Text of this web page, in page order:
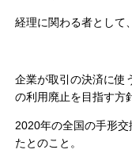
経理に関わる者として
企業が取引の決済に使
の利用廃止を目指す方
2020年の全国の手形
たとのこと。